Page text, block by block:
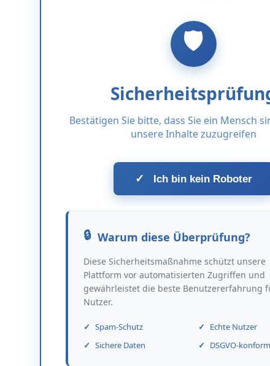
Bestätigen Sie bitte, dass Sie ein Mensch
unsere Inhalte zuzugreifen
✓ Ich bin kein Roboter
Warum diese Überprüfung?
Diese Sicherheitsmaßnahme schützt unsere
Plattform vor automatisierten Zugriffen und
gewährleistet die beste Benutzererfahrung
Nutzer.
Spam-Schutz
Echte Nutzer
Sichere Daten
DSGVO-konform